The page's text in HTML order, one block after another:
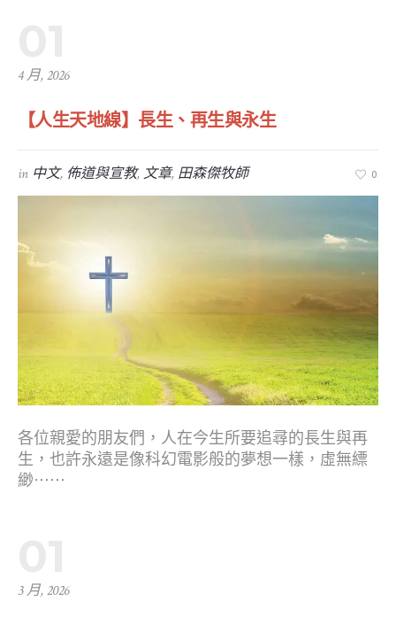
4 月, 2026
【人生天地線】長生、再生與永生
in 中文, 佈道與宣教,文章, 田森傑牧師 0
各位親愛的朋友們，人在今生所要追尋的長生與再
生，也許永遠是像科幻電影般的夢想一樣，虛無縹
緲⋯⋯
3 月, 2026